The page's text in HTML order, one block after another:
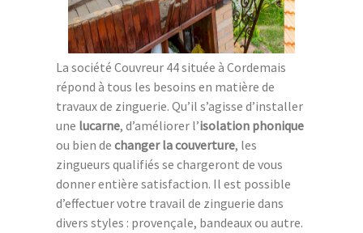
La société Couvreur 44 située à Cordemais
répond à tous les besoins en matière de
travaux de zinguerie. Qu’il s’agisse d’installer
une lucarne, d’améliorer l’isolation phonique
ou bien de changer la couverture, les
zingueurs qualifiés se chargeront de vous
donner entière satisfaction. Il est possible
d’effectuer votre travail de zinguerie dans
divers styles : provençale, bandeaux ou autre.